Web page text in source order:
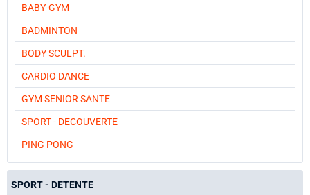
BABY-GYM
BADMINTON
BODY SCULPT.
CARDIO DANCE
GYM SENIOR SANTE
SPORT - DECOUVERTE
PING PONG
SPORT - DETENTE